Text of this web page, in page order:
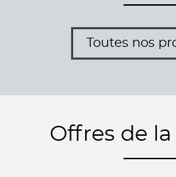
Toutes nos
Offres de